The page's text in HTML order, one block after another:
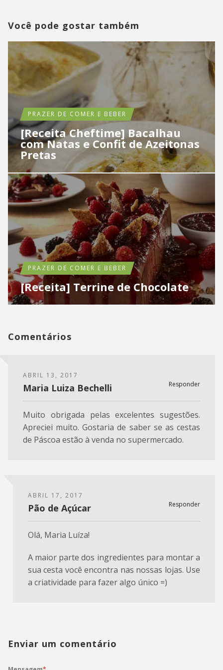
Você pode gostar também
PRAZER DE COMER E BEBER
[Receita Cheftime] Bacalhau
com Natas e Confit de Azeitonas
Pretas
PRAZER DE COMER E BEBER
[Receita] Terrine de Chocolate
Comentários
ABRIL 13, 2017
Responder
Maria Luiza Bechelli
Muito obrigada pelas excelentes sugestões.
Apreciei muito. Gostaria de saber se as cestas
de Páscoa estão à venda no supermercado.
ABRIL 17, 2017
Responder
Pão de Açúcar
Olá, Maria Luíza!
A maior parte dos ingredientes para montar a
sua cesta você encontra nas nossas lojas. Use
a criatividade para fazer algo único =)
Enviar um comentário